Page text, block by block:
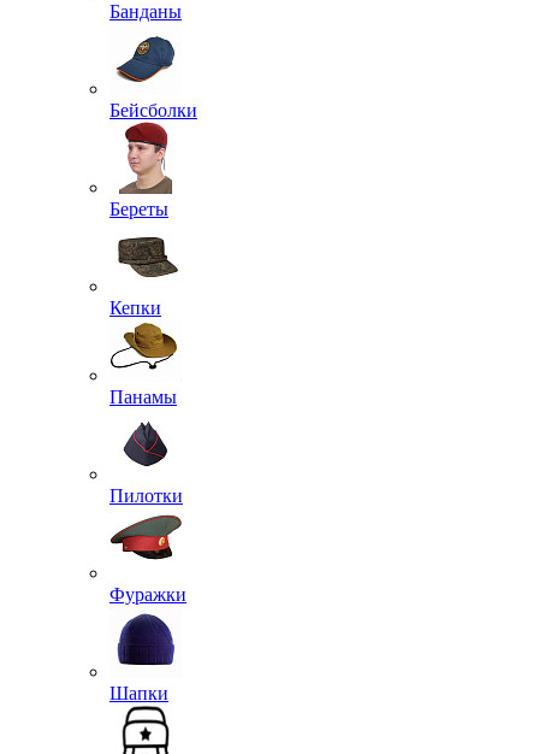
Банданы
Бейсболки
Береты
Кепки
Панамы
Пилотки
Фуражки
Шапки